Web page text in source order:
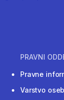
PRAVNI
Pravne
Varstvo